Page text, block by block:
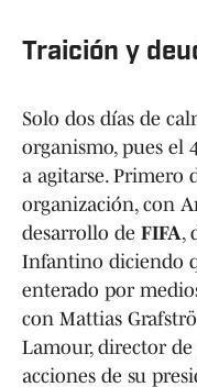
Traición y
Solo dos días de
organismo, pues el
a agitarse. Primero
organización, con
desarrollo de FIFA,
Infantino diciendo
enterado por
con Mattias
Lamour, director
acciones de su